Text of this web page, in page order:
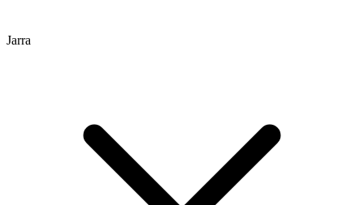
Jarra